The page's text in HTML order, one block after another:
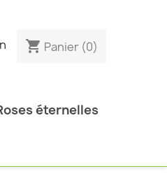
shopping_cart Panier (0)
éternelles